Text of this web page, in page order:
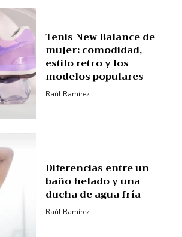
Tenis New Balance de
mujer: comodidad,
estilo retro y los
modelos populares
Raúl Ramírez
Diferencias entre un
baño helado y una
ducha de agua fría
Raúl Ramírez